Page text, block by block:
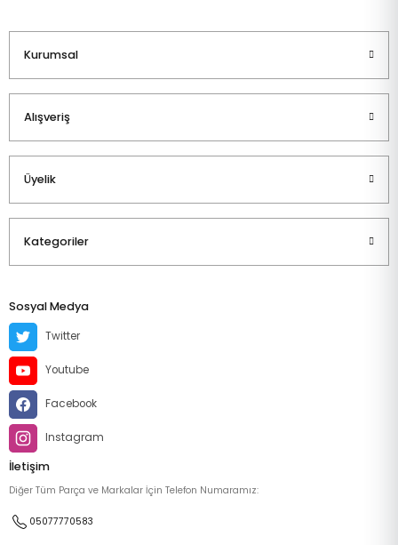
Kurumsal
Alışveriş
Üyelik
Kategoriler
Sosyal Medya
Twitter
Youtube
Facebook
Instagram
İletişim
Diğer Tüm Parça ve Markalar İçin Telefon Numaramız:
05077770583